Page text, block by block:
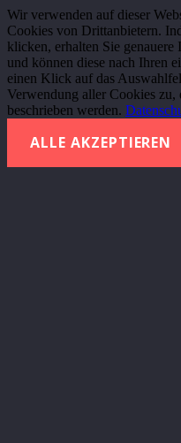
Wir verwenden auf dieser
Cookies von Drittanbietern.
klicken, erhalten Sie
und können diese nach Ihren
einen Klick auf das
Verwendung aller Cookies zu,
beschrieben werden.
ALLE AKZEPTIEREN